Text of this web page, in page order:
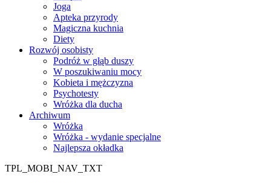
Joga
Apteka przyrody
Magiczna kuchnia
Diety
Rozwój osobisty
Podróż w głąb duszy
W poszukiwaniu mocy
Kobieta i mężczyzna
Psychotesty
Wróżka dla ducha
Archiwum
Wróżka
Wróżka - wydanie specjalne
Najlepsza okładka
TPL_MOBI_NAV_TXT